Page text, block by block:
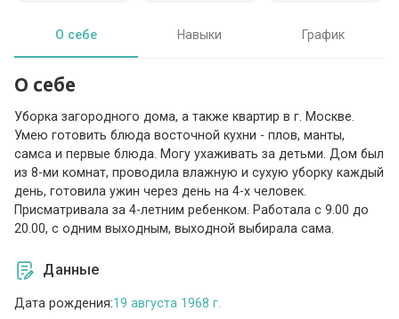
О себе Навыки График
О себе
Уборка загородного дома, а также квартир в г. Москве.
Умею готовить блюда восточной кухни - плов, манты,
самса и первые блюда. Могу ухаживать за детьми. Дом был
из 8-ми комнат, проводила влажную и сухую уборку каждый
день, готовила ужин через день на 4-х человек.
Присматривала за 4-летним ребенком. Работала с 9.00 до
20.00, с одним выходным, выходной выбирала сама.
Данные
Дата рождения:19 августа 1968 г.